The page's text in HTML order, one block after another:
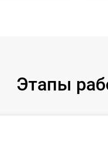
Этапы